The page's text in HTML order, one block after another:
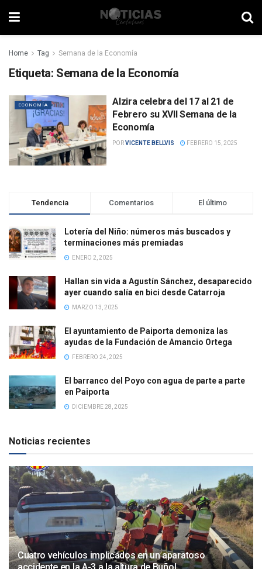
Home Tag Semana de la Economía
Etiqueta: Semana de la Economía
ECONOMÍA
Alzira celebra del 17 al 21 de
Febrero su XVII Semana de la
Economía
PORVICENTE BELLVIS FEBRERO 15, 2025
Tendencia Comentarios El último
Lotería del Niño: números más buscados y
terminaciones más premiadas
ENERO 2, 2025
Hallan sin vida a Agustín Sánchez, desaparecido
ayer cuando salía en bici desde Catarroja
MARZO 13, 2025
El ayuntamiento de Paiporta demoniza las
ayudas de la Fundación de Amancio Ortega
FEBRERO 24, 2025
El barranco del Poyo con agua de parte a parte
en Paiporta
DICIEMBRE 28, 2025
Noticias recientes
Cuatro vehículos implicados en un aparatoso
accidente en la A-3 a la altura de Buñol